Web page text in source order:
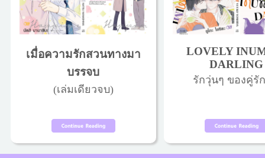
เมื่อความรักสวนทางมา
บรรจบ
(เล่มเดียวจบ)
LOVELY
DARLING
รักวุ่นๆ ของคู่รั